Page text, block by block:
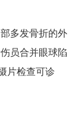
多发骨折的外
员合并眼球陷
片检查可诊